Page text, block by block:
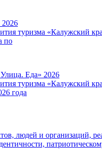
2026
туризма «Калужский
по
Еда» 2026
туризма «Калужский
года
людей и организаций,